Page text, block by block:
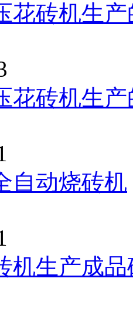
花砖机生
花砖机生
自动烧砖机
机生产成